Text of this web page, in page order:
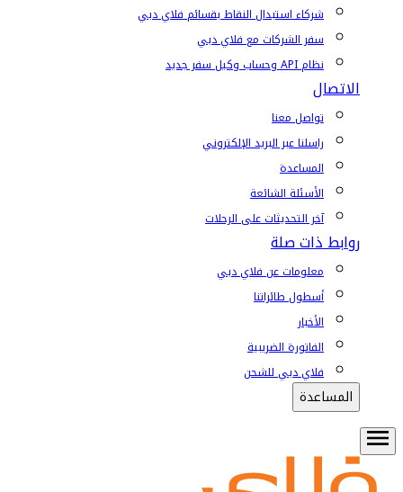
شركاء استبدال النقاط بقسائم فلاي دبي
سفر الشركات مع فلاي دبي
نظام API وحساب وكيل سفر جديد
الاتصال
تواصل معنا
راسلنا عبر البريد الإلكتروني
المساعدة
الأسئلة الشائعة
آخر التحديثات على الرحلات
روابط ذات صلة
معلومات عن فلاي دبي
أسطول طائراتنا
الأخبار
الفاتورة الضريبية
فلاي دبي للشحن
المساعدة